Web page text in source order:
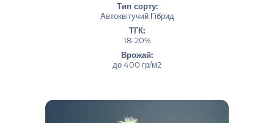
Тип сорту:
Автоквітучий Гібрид
ТГК:
18-20%
Врожай:
до 400 гр/м2